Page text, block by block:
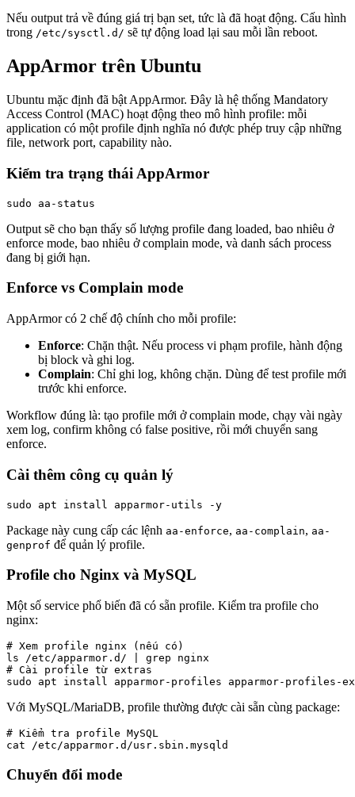
Nếu output trả về đúng giá trị bạn set, tức là đã hoạt động. Cấu hình
trong /etc/sysctl.d/ sẽ tự động load lại sau mỗi lần reboot.
AppArmor trên Ubuntu
Ubuntu mặc định đã bật AppArmor. Đây là hệ thống Mandatory
Access Control (MAC) hoạt động theo mô hình profile: mỗi
application có một profile định nghĩa nó được phép truy cập những
file, network port, capability nào.
Kiểm tra trạng thái AppArmor
sudo aa-status
Output sẽ cho bạn thấy số lượng profile đang loaded, bao nhiêu ở
enforce mode, bao nhiêu ở complain mode, và danh sách process
đang bị giới hạn.
Enforce vs Complain mode
AppArmor có 2 chế độ chính cho mỗi profile:
Enforce: Chặn thật. Nếu process vi phạm profile, hành động
bị block và ghi log.
Complain: Chỉ ghi log, không chặn. Dùng để test profile mới
trước khi enforce.
Workflow đúng là: tạo profile mới ở complain mode, chạy vài ngày
xem log, confirm không có false positive, rồi mới chuyển sang
enforce.
Cài thêm công cụ quản lý
sudo apt install apparmor-utils -y
Package này cung cấp các lệnh aa-enforce, aa-complain, aa-
genprof để quản lý profile.
Profile cho Nginx và MySQL
Một số service phổ biến đã có sẵn profile. Kiểm tra profile cho
nginx:
# Xem profile nginx (nếu có)
ls /etc/apparmor.d/ | grep nginx
# Cài profile từ extras
sudo apt install apparmor-profiles apparmor-profiles-
Với MySQL/MariaDB, profile thường được cài sẵn cùng package:
# Kiểm tra profile MySQL
cat /etc/apparmor.d/usr.sbin.mysqld
Chuyển đổi mode